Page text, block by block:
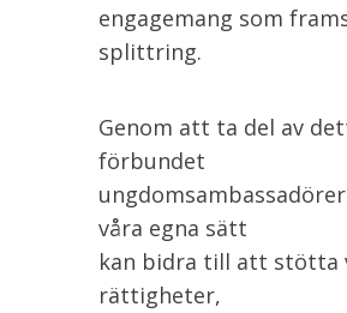
engagemang som
splittring.
Genom att ta del av
förbundet
våra egna sätt
kan bidra till att stötta
rättigheter,